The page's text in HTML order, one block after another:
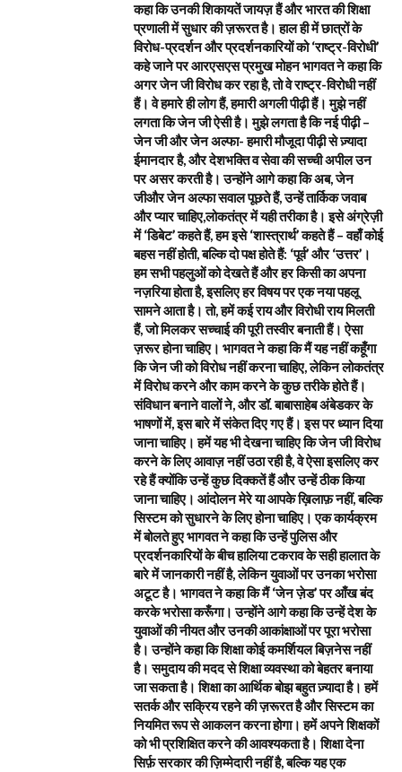
कहा कि उनकी शिकायतें जायज़ हैं और भारत की शिक्षा
प्रणाली में सुधार की ज़रूरत है। हाल ही में छात्रों के
विरोध-प्रदर्शन और प्रदर्शनकारियों को ‘राष्ट्र-विरोधी’
कहे जाने पर आरएसएस प्रमुख मोहन भागवत ने कहा कि
अगर जेन जी विरोध कर रहा है, तो वे राष्ट्र-विरोधी नहीं
हैं। वे हमारे ही लोग हैं, हमारी अगली पीढ़ी हैं। मुझे नहीं
लगता कि जेन जी ऐसी है। मुझे लगता है कि नई पीढ़ी –
जेन जी और जेन अल्फा- हमारी मौजूदा पीढ़ी से ज़्यादा
ईमानदार है, और देशभक्ति व सेवा की सच्ची अपील उन
पर असर करती है। उन्होंने आगे कहा कि अब, जेन
जीऔर जेन अल्फा सवाल पूछते हैं, उन्हें तार्किक जवाब
और प्यार चाहिए,लोकतंत्र में यही तरीका है। इसे अंग्रेज़ी
में ‘डिबेट’ कहते हैं, हम इसे ‘शास्त्रार्थ’ कहते हैं – वहाँ कोई
बहस नहीं होती, बल्कि दो पक्ष होते हैं: ‘पूर्व’ और ‘उत्तर’।
हम सभी पहलुओं को देखते हैं और हर किसी का अपना
नज़रिया होता है, इसलिए हर विषय पर एक नया पहलू
सामने आता है। तो, हमें कई राय और विरोधी राय मिलती
हैं, जो मिलकर सच्चाई की पूरी तस्वीर बनाती हैं। ऐसा
ज़रूर होना चाहिए। भागवत ने कहा कि मैं यह नहीं कहूँगा
कि जेन जी को विरोध नहीं करना चाहिए, लेकिन लोकतंत्र
में विरोध करने और काम करने के कुछ तरीके होते हैं।
संविधान बनाने वालों ने, और डॉ. बाबासाहेब अंबेडकर के
भाषणों में, इस बारे में संकेत दिए गए हैं। इस पर ध्यान दिया
जाना चाहिए। हमें यह भी देखना चाहिए कि जेन जी विरोध
करने के लिए आवाज़ नहीं उठा रही है, वे ऐसा इसलिए कर
रहे हैं क्योंकि उन्हें कुछ दिक्कतें हैं और उन्हें ठीक किया
जाना चाहिए। आंदोलन मेरे या आपके ख़िलाफ़ नहीं, बल्कि
सिस्टम को सुधारने के लिए होना चाहिए। एक कार्यक्रम
में बोलते हुए भागवत ने कहा कि उन्हें पुलिस और
प्रदर्शनकारियों के बीच हालिया टकराव के सही हालात के
बारे में जानकारी नहीं है, लेकिन युवाओं पर उनका भरोसा
अटूट है। भागवत ने कहा कि मैं ‘जेन ज़ेड’ पर आँख बंद
करके भरोसा करूँगा। उन्होंने आगे कहा कि उन्हें देश के
युवाओं की नीयत और उनकी आकांक्षाओं पर पूरा भरोसा
है। उन्होंने कहा कि शिक्षा कोई कमर्शियल बिज़नेस नहीं
है। समुदाय की मदद से शिक्षा व्यवस्था को बेहतर बनाया
जा सकता है। शिक्षा का आर्थिक बोझ बहुत ज़्यादा है। हमें
सतर्क और सक्रिय रहने की ज़रूरत है और सिस्टम का
नियमित रूप से आकलन करना होगा। हमें अपने शिक्षकों
को भी प्रशिक्षित करने की आवश्यकता है। शिक्षा देना
सिर्फ़ सरकार की ज़िम्मेदारी नहीं है, बल्कि यह एक